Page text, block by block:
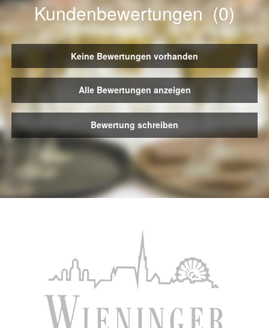
Kundenbewertungen (0)
Keine Bewertungen vorhanden
Alle Bewertungen anzeigen
Bewertung schreiben